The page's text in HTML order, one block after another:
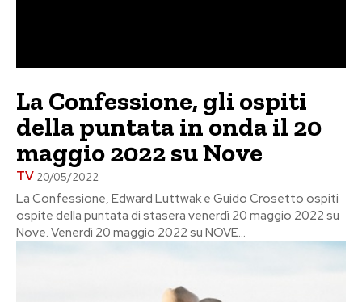
La Confessione, gli ospiti
della puntata in onda il 20
maggio 2022 su Nove
TV 20/05/2022
La Confessione, Edward Luttwak e Guido Crosetto ospiti
ospite della puntata di stasera venerdì 20 maggio 2022 su
Nove. Venerdì 20 maggio 2022 su NOVE...